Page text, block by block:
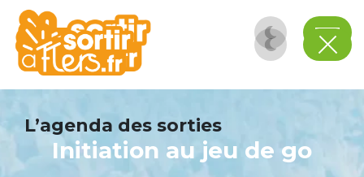
L’agenda des sorties
Initiation au jeu de go
Panneau de gestion des cookies